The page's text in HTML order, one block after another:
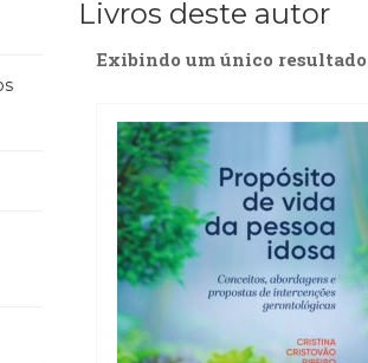
Livros deste autor
Exibindo um único resultado